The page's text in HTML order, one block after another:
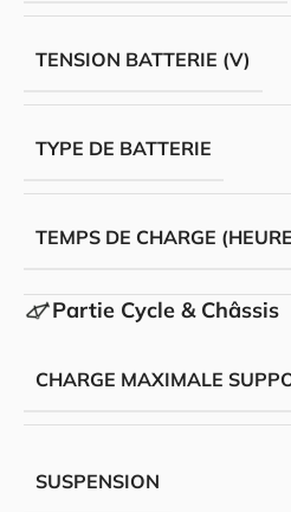
TENSION BATTERIE (V)
TYPE DE BATTERIE
TEMPS DE CHARGE
Partie Cycle & Châssis
CHARGE MAXIMALE
SUSPENSION